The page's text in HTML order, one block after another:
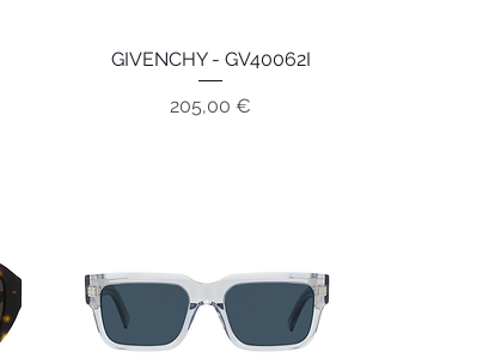
Aperçu rapide
GIVENCHY - GV40062I
Prix
205,00 €